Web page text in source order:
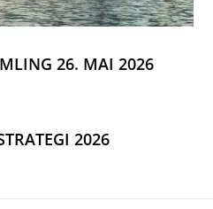
26. MAI 2026
2026